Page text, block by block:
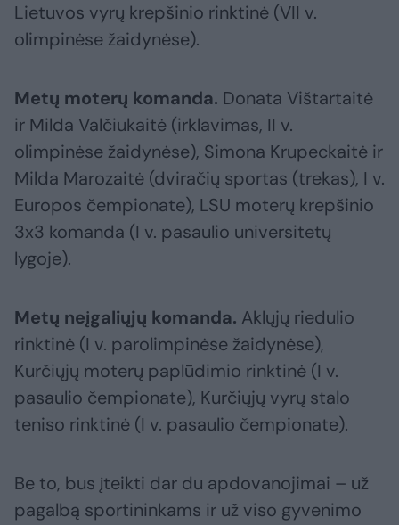
Lietuvos vyrų krepšinio rinktinė (VII v.
olimpinėse žaidynėse).
Metų moterų komanda. Donata Vištartaitė
ir Milda Valčiukaitė (irklavimas, II v.
olimpinėse žaidynėse), Simona Krupeckaitė ir
Milda Marozaitė (dviračių sportas (trekas), I v.
Europos čempionate), LSU moterų krepšinio
3x3 komanda (I v. pasaulio universitetų
lygoje).
Metų neįgaliųjų komanda. Aklųjų riedulio
rinktinė (I v. parolimpinėse žaidynėse),
Kurčiųjų moterų paplūdimio rinktinė (I v.
pasaulio čempionate), Kurčiųjų vyrų stalo
teniso rinktinė (I v. pasaulio čempionate).
Be to, bus įteikti dar du apdovanojimai – už
pagalbą sportininkams ir už viso gyvenimo